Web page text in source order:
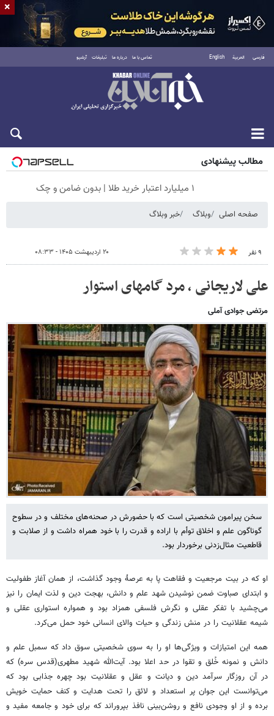
فارسی العربية English تماس با ما درباره ما تبلیغات آرشیو
جمعه ۱۶ مرداد ۱۴۰۵
مطالب پیشنهادی
۱ میلیارد اعتبار خرید طلا | بدون ضامن و چک
صفحه اصلی وبلاگ خبر وبلاگ
۹ نفر ۲۰ اردیبهشت ۱۴۰۵ - ۰۸:۳۳
علی لاریجانی ، مرد گامهای استوار
مرتضی جوادی آملی
سخن پیرامون شخصیتی است که با حضورش در صحنه‌های مختلف و در سطوح
گوناگون علم و اخلاق توأم با اراده و قدرت را با خود همراه داشت و از صلابت و
قاطعیت مثال‌زدنی برخوردار بود.
او که در بیت مرجعیت و فقاهت پا به عرصۀ وجود گذاشت، از همان آغاز طفولیت
و ابتدای صباوت ضمن نوشیدن شهد علم و دانش، بهجت دین و لذت ایمان را نیز
می‌چشید با تفکر عقلی و نگرش فلسفی همزاد بود و همواره استواری عقلی و
شیمه عقلانیت را در منش زندگی و حیات والای انسانی خود حمل می‌کرد.
همه این امتیازات و ویژگی‌ها او را به سوی شخصیتی سوق داد که سمبل علم و
دانش و نمونه خُلق و تقوا در حد اعلا بود. آیت‌الله شهید مطهری(قدس سره) که
در آن روزگار سرآمد دین و دیانت و عقل و عقلانیت بود چهره جذابی بود که
می‌توانست این جوان پر استعداد و لائق را تحت هدایت و کنف حمایت خویش
برده و از او وجودی نافع و روشن‌بینی نافذ بپروراند که برای خود و جامعه مفید و
×